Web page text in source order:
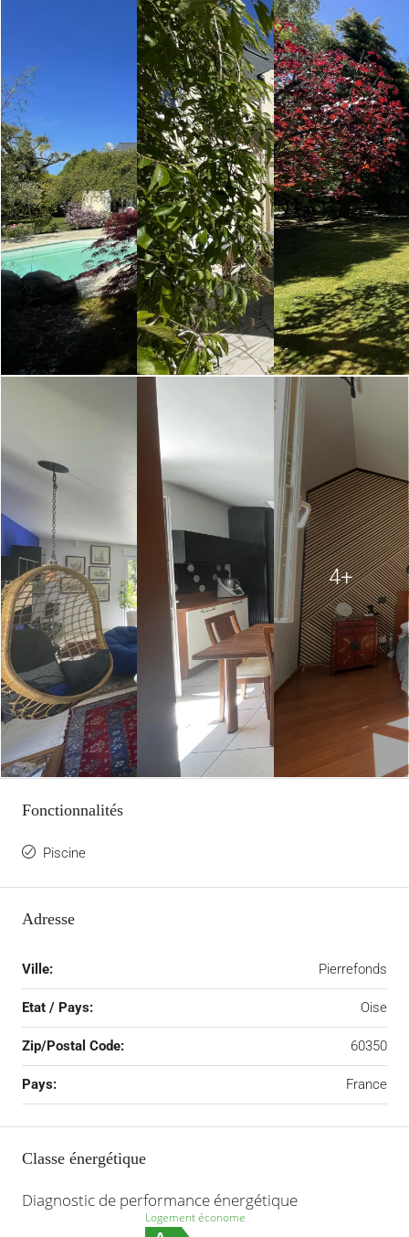
4+
Fonctionnalités
Piscine
Adresse
Ville: Pierrefonds
Etat / Pays: Oise
Zip/Postal Code: 60350
Pays: France
Classe énergétique
Diagnostic de performance énergétique
Logement économe